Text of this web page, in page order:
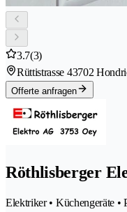
3.7(3)
Rüttistrasse 43702
Offerte anfragen
Röthlisberger
Elektriker • Küchengeräte •